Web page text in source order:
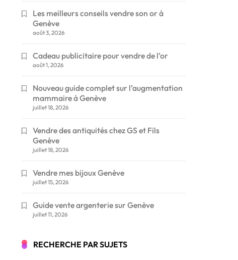
Les meilleurs conseils vendre son or à
Genève
août 3, 2026
Cadeau publicitaire pour vendre de l’or
août 1, 2026
Nouveau guide complet sur l’augmentation
mammaire à Genève
juillet 18, 2026
Vendre des antiquités chez GS et Fils
Genève
juillet 18, 2026
Vendre mes bijoux Genève
juillet 15, 2026
Guide vente argenterie sur Genève
juillet 11, 2026
RECHERCHE PAR SUJETS